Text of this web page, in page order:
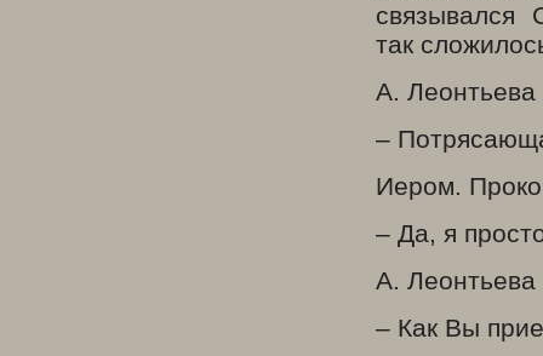
связывался
так
А. Леонтьева
–
Иером.
– Да, я
А. Леонтьева
– Как Вы